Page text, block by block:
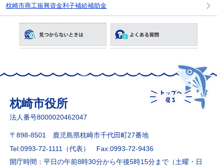
枕崎市商工振興資金利子補給補助金
枕崎市役所
法人番号8000020462047
〒898-8501 鹿児島県枕崎市千代田町27番地
Tel:0993-72-1111（代表）
Fax:0993-72-9436
開庁時間：平日の午前8時30分から午後5時15分まで（土曜・日